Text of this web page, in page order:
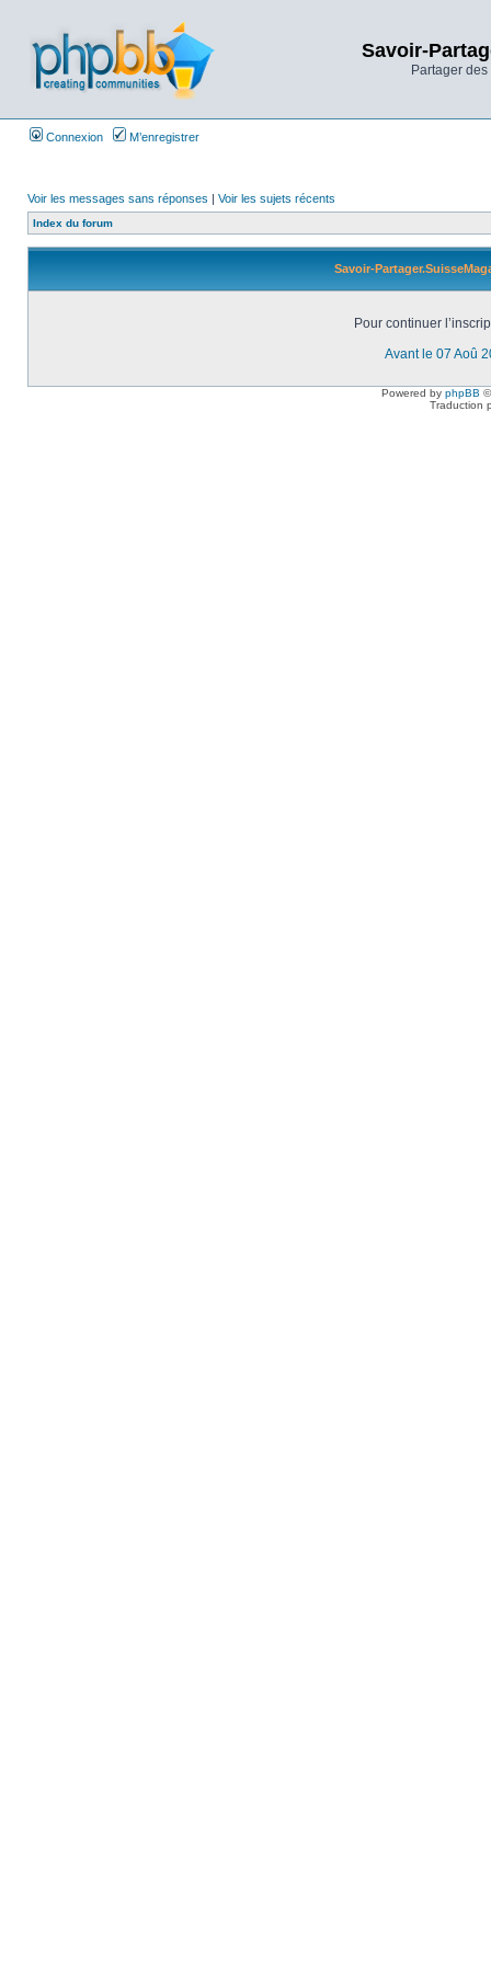
Savoir-
Partager
Connexion M’enregistrer
Voir les messages sans réponses | Voir les sujets récents
Index du forum
Savoir-
Pour continuer
Avant le 07 Aoû
Powered by phpBB
Traduction